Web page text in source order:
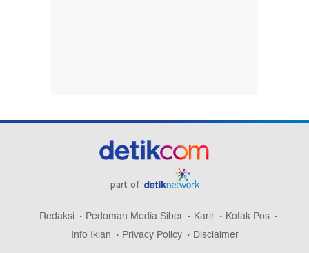
part of
Redaksi Pedoman Media Siber Karir
Kotak Pos
Info Iklan
Privacy Policy Disclaimer